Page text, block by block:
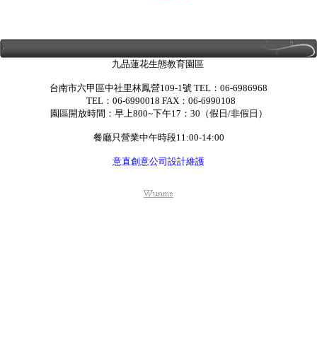
九品蓮花生態教育園區
台南市六甲區中社里林鳳營109-1號 TEL：06-6986968
TEL：06-6990018 FAX：06-6990108
園區開放時間：早上800~下午17：30（假日/非假日）
餐廳只營業中午時段11:00-14:00
意直創意公司設計維護